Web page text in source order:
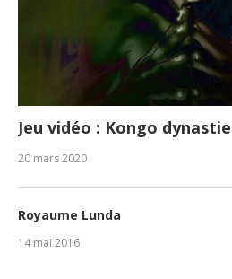
Jeu vidéo : Kongo dynastie
20 mars 2020
Royaume Lunda
14 mai 2016